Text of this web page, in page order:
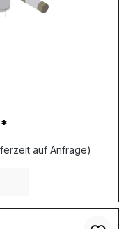
Preis:
auf Anfrage)